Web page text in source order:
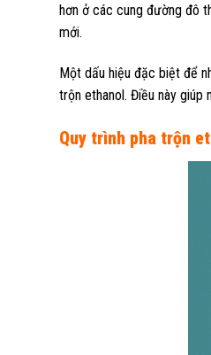
hơn ở các cung đường đô
mới.
Một dấu hiệu đặc biệt để
trộn ethanol. Điều này giúp
Quy trình pha trộn